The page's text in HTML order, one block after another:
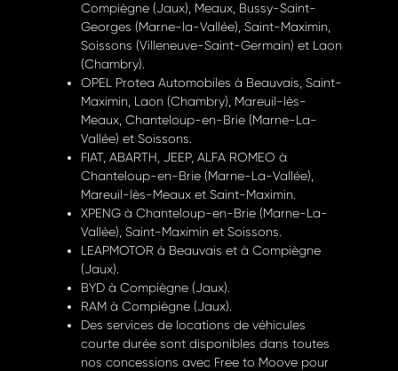
Compiègne (Jaux), Meaux, Bussy-Saint-
Georges (Marne-la-Vallée), Saint-Maximin,
Soissons (Villeneuve-Saint-Germain) et Laon
(Chambry).
OPEL Protea Automobiles à Beauvais, Saint-
Maximin, Laon (Chambry), Mareuil-lès-
Meaux, Chanteloup-en-Brie (Marne-La-
Vallée) et Soissons.
FIAT, ABARTH, JEEP, ALFA ROMEO à
Chanteloup-en-Brie (Marne-La-Vallée),
Mareuil-lès-Meaux et Saint-Maximin.
XPENG à Chanteloup-en-Brie (Marne-La-
Vallée), Saint-Maximin et Soissons.
LEAPMOTOR à Beauvais et à Compiègne
(Jaux).
BYD à Compiègne (Jaux).
RAM à Compiègne (Jaux).
Des services de locations de véhicules
courte durée sont disponibles dans toutes
nos concessions avec Free to Moove pour